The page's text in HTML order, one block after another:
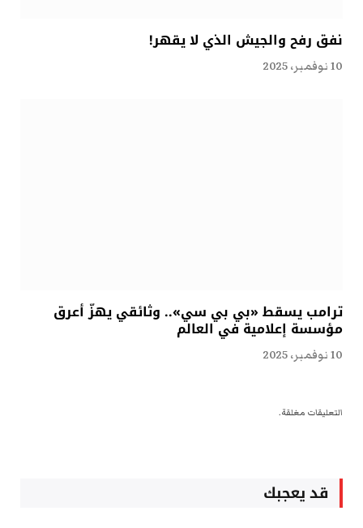
نفق رفح والجيش الذي لا يقهر!
10 نوفمبر، 2025
ترامب يسقط «بي بي سي».. وثائقي يهزّ أعرق
مؤسسة إعلامية في العالم
10 نوفمبر، 2025
التعليقات مغلقة.
قد يعجبك